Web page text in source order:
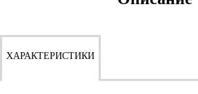
ХАРАКТЕРИСТИКИ